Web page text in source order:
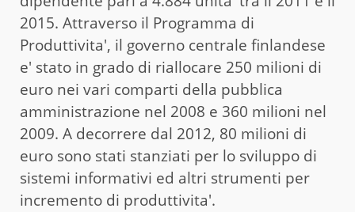
2015. Attraverso il Programma di
Produttivita', il governo centrale finlandese
e' stato in grado di riallocare 250 milioni di
euro nei vari comparti della pubblica
amministrazione nel 2008 e 360 milioni nel
2009. A decorrere dal 2012, 80 milioni di
euro sono stati stanziati per lo sviluppo di
sistemi informativi ed altri strumenti per
incremento di produttivita'.